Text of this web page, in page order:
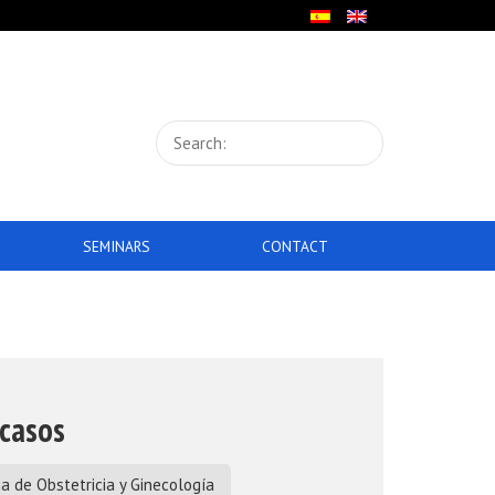
SEMINARS CONTACT
de Obstetricia y Ginecología